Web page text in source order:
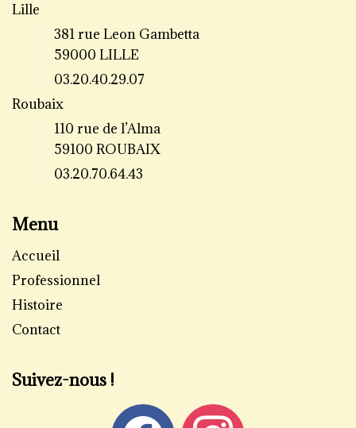
Lille
381 rue Leon Gambetta
59000 LILLE
03.20.40.29.07
Roubaix
110 rue de l’Alma
59100 ROUBAIX
03.20.70.64.43
Menu
Accueil
Professionnel
Histoire
Contact
Suivez-nous !